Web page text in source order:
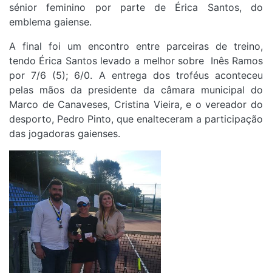
sénior feminino por parte de Érica Santos, do
emblema gaiense.
A final foi um encontro entre parceiras de treino,
tendo Érica Santos levado a melhor sobre Inês Ramos
por 7/6 (5); 6/0. A entrega dos troféus aconteceu
pelas mãos da presidente da câmara municipal do
Marco de Canaveses, Cristina Vieira, e o vereador do
desporto, Pedro Pinto, que enalteceram a participação
das jogadoras gaienses.